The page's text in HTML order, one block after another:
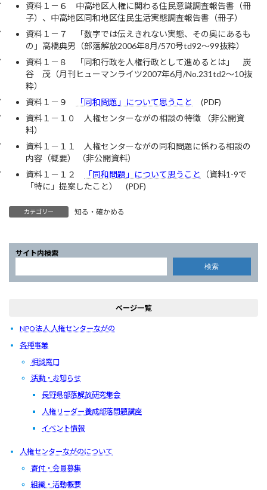
資料１－６ 中高地区人権に関わる住民意識調査報告書（冊
子）、中高地区同和地区住民生活実態調査報告書（冊子）
資料１－７ 「数字では伝えきれない実態、その奥にあるも
の」高橋典男（部落解放2006年8月/570号td92～99抜粋）
資料１－８ 「同和行政を人権行政として進めるとは」 炭
谷 茂（月刊ヒューマンライツ2007年6月/No.231td2～10抜
粋）
資料１－９
「同和問題」について思うこと
(PDF)
資料１－１０ 人権センターながの相談の特徴 （非公開資
料）
資料１－１１ 人権センターながの同和問題に係わる相談の
内容（概要） （非公開資料）
資料１－１２
「同和問題」について思うこと
（資料1-9で
「特に」提案したこと） (PDF)
カテゴリー 知る・確かめる
サイト内検索
検索
ページ一覧
NPO法人 人権センターながの
各種事業
相談窓口
活動・お知らせ
長野県部落解放研究集会
人権リーダー養成部落問題講座
イベント情報
人権センターながのについて
寄付・会員募集
組織・活動概要